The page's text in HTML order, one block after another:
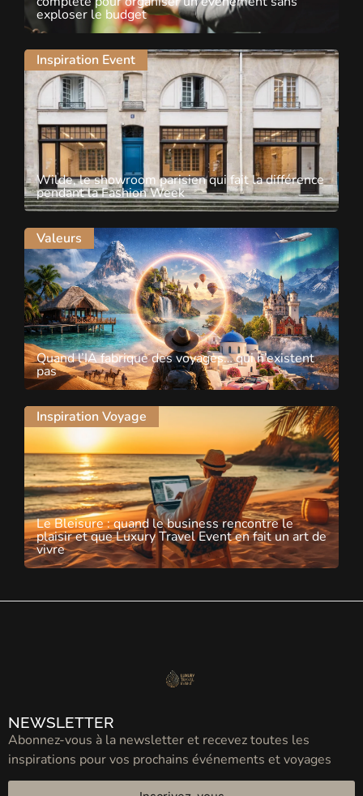
exploser le budget
Inspiration Event
Wilde, le showroom parisien qui fait la différence
pendant la Fashion Week
Valeurs
Quand l’IA fabrique des voyages… qui n’existent
pas
Inspiration Voyage
Le Bleisure : quand le business rencontre le
plaisir et que Luxury Travel Event en fait un art de
vivre
NEWSLETTER
Abonnez-vous à la newsletter et recevez toutes les
inspirations pour vos prochains événements et voyages